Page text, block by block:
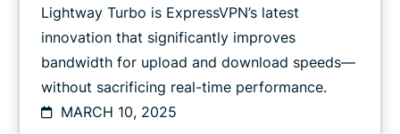
Lightway Turbo is ExpressVPN’s latest
innovation that significantly improves
bandwidth for upload and download speeds—
without sacrificing real-time performance.
MARCH 10, 2025